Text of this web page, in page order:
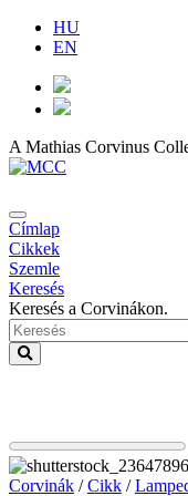
HU
EN
A Mathias Corvinus
Címlap
Cikkek
Szemle
Keresés
Keresés a Corvinákon.
Corvinák /Cikk /